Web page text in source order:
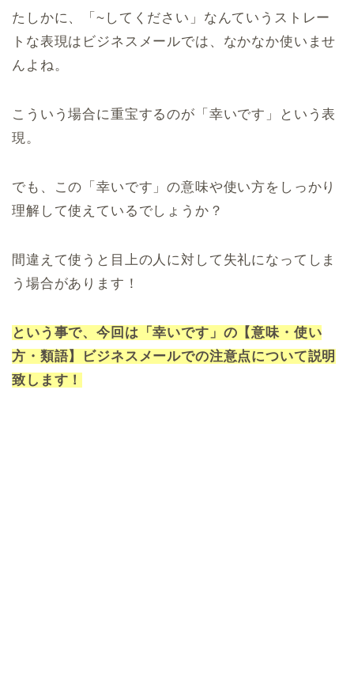
たしかに、「~してください」なんていうストレー
トな表現はビジネスメールでは、なかなか使いませ
んよね。
こういう場合に重宝するのが「幸いです」という表
現。
でも、この「幸いです」の意味や使い方をしっかり
理解して使えているでしょうか？
間違えて使うと目上の人に対して失礼になってしま
う場合があります！
という事で、今回は「幸いです」の【意味・使い
方・類語】ビジネスメールでの注意点について説明
致します！